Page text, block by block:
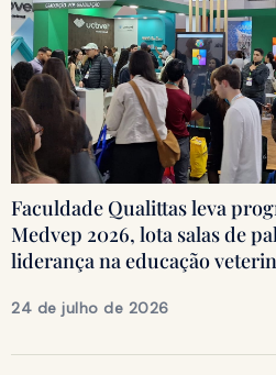
Faculdade Qualittas leva
Medvep 2026, lota salas de
liderança na educação
24 de julho de 2026